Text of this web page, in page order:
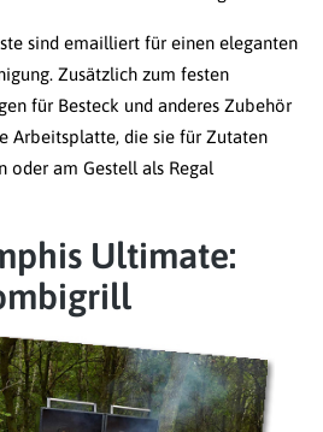
sind emailliert für einen eleganten
Zusätzlich zum festen
für Besteck und anderes Zubehör
Arbeitsplatte, die sie für Zutaten
oder am Gestell als Regal
Ultimate: